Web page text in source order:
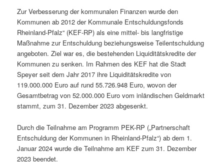
Zur Verbesserung der kommunalen Finanzen wurde den
Kommunen ab 2012 der Kommunale Entschuldungsfonds
Rheinland-Pfalz“ (KEF-RP) als eine mittel- bis langfristige
Maßnahme zur Entschuldung beziehungsweise Teilentschuldung
angeboten. Ziel war es, die bestehenden Liquiditätskredite der
Kommunen zu senken. Im Rahmen des KEF hat die Stadt
Speyer seit dem Jahr 2017 ihre Liquiditätskredite von
119.000.000 Euro auf rund 55.726.948 Euro, wovon der
Gesamtbetrag von 52.000.000 Euro vom inländischen Geldmarkt
stammt, zum 31. Dezember 2023 abgesenkt.
Durch die Teilnahme am Programm PEK-RP („Partnerschaft
Entschuldung der Kommunen in Rheinland-Pfalz“) ab dem 1.
Januar 2024 wurde die Teilnahme am KEF zum 31. Dezember
2023 beendet.